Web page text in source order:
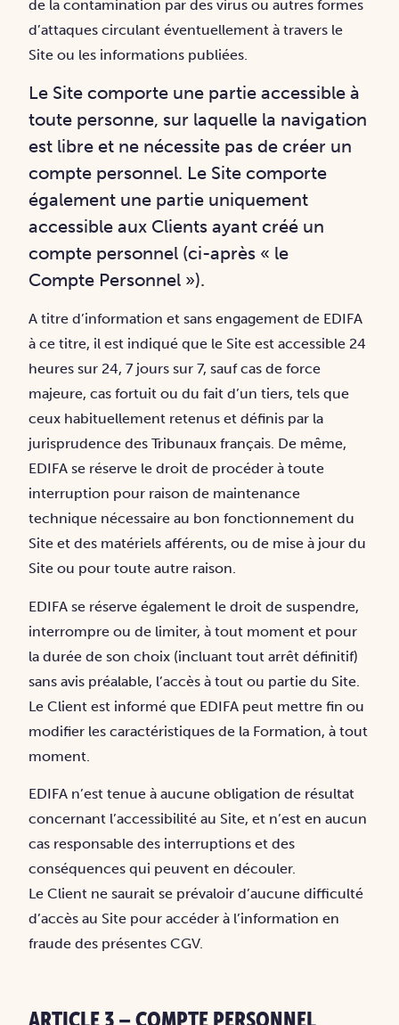
de la contamination par des virus ou autres formes
d’attaques circulant éventuellement à travers le
Site ou les informations publiées.
Le Site comporte une partie accessible à
toute personne, sur laquelle la navigation
est libre et ne nécessite pas de créer un
compte personnel. Le Site comporte
également une partie uniquement
accessible aux Clients ayant créé un
compte personnel (ci-après « le
Compte Personnel »).
A titre d’information et sans engagement de EDIFA
à ce titre, il est indiqué que le Site est accessible 24
heures sur 24, 7 jours sur 7, sauf cas de force
majeure, cas fortuit ou du fait d’un tiers, tels que
ceux habituellement retenus et définis par la
jurisprudence des Tribunaux français. De même,
EDIFA se réserve le droit de procéder à toute
interruption pour raison de maintenance
technique nécessaire au bon fonctionnement du
Site et des matériels afférents, ou de mise à jour du
Site ou pour toute autre raison.
EDIFA se réserve également le droit de suspendre,
interrompre ou de limiter, à tout moment et pour
la durée de son choix (incluant tout arrêt définitif)
sans avis préalable, l’accès à tout ou partie du Site.
Le Client est informé que EDIFA peut mettre fin ou
modifier les caractéristiques de la Formation, à tout
moment.
EDIFA n’est tenue à aucune obligation de résultat
concernant l’accessibilité au Site, et n’est en aucun
cas responsable des interruptions et des
conséquences qui peuvent en découler.
Le Client ne saurait se prévaloir d’aucune difficulté
d’accès au Site pour accéder à l’information en
fraude des présentes CGV.
ARTICLE 3 – COMPTE PERSONNEL